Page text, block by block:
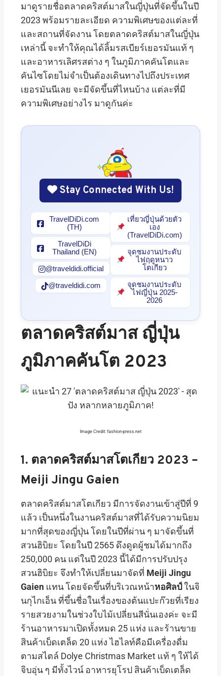
มาดูรายชื่อตลาดคริสต์มาสในญี่ปุ่นที่จัดขึ้นในปี
2023 พร้อมรายละเอียด ความพิเศษของแต่ละที่
และสถานที่จัดงาน โดยตลาดคริสต์มาสในญี่ปุ่น
เหล่านี้ จะทำให้คุณได้ลิ้มรสเบียร์เยอรมันแท้ ๆ
และอาหารเลิศรสต่าง ๆ ในภูมิภาคคันโตและ
คันไซโดยไม่จำเป็นต้องเดินทางไปถึงประเทศ
เยอรมันนีเลย จะมีจัดขึ้นที่ไหนบ้าง แต่ละที่มี
ความพิเศษอย่างไร มาดูกันค่ะ
Stay Connected With Us!
TravelDiDi.com
(TH)
TravelDiDi
Thailand (EN)
@traveldidi.official
@traveldidi.com
เที่ยวญี่ปุ่นด้วยตัว
เอง
(TravelDiDi.com)
จุดชมงานประดับ
ไฟฤดูหนาว
โตเกียว
จุดชมงานประดับ
ไฟญี่ปุ่น 2025-
2026
ตลาดคริสต์มาส ญี่ปุ่น
ภูมิภาคคันโต 2023
Image Credit: fashion-press.net
1. ตลาดคริสต์มาสโตเกียว 2023 –
Meiji Jingu Gaien
ตลาดคริสต์มาสโตเกียว มีการจัดงานเข้าสู่ปีที่ 9
แล้ว เป็นหนึ่งในงานคริสต์มาสที่ได้รับความนิยม
มากที่สุดของญี่ปุ่น โดยในปีที่ผ่าน ๆ มาจัดขึ้นที่
สวนฮิบิยะ โดยในปี 2565 ดึงดูดผู้ชมได้มากถึง
250,000 คน แต่ในปี 2023 นี้ได้มีการปรับปรุง
สวนฮิบิยะ จึงทำให้เปลี่ยนมาจัดที่ Meiji Jingu
Gaien แทน โดยจัดขึ้นที่บริเวณหน้าหอศิลป์ในจิ
นกุไกเอ็น ที่ขึ้นชื่อในเรื่องของต้นแปะก๊วยที่เรียง
รายสวยงามในช่วงใบไม้เปลี่ยนสีนั่นเองค่ะ จะมี
ร้านอาหารมาเปิดทั้งหมด 25 แห่ง และร้านขาย
สินค้าเบ็ดเตล็ด 20 แห่ง ไฮไลท์คือมีเครื่องดื่ม
ตามสไตล์ Dolye Christmas Market แท้ ๆ ให้ได้
จิบอุ่น ๆ มีทั้งไวน์ อาหารยุโรป สินค้าเบ็ดเตล็ด